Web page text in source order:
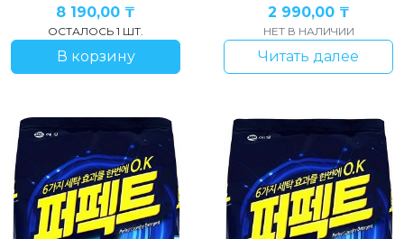
8 190,00 ₸
ОСТАЛОСЬ 1 ШТ.
В корзину
2 990,00 ₸
НЕТ В НАЛИЧИИ
Читать далее